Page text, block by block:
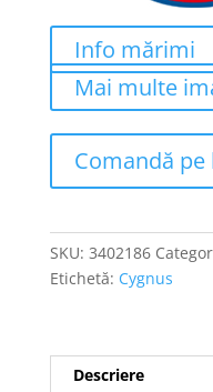
Info mărimi
Mai multe
Comandă
SKU: 3402186
Etichetă: Cygnus
Descriere